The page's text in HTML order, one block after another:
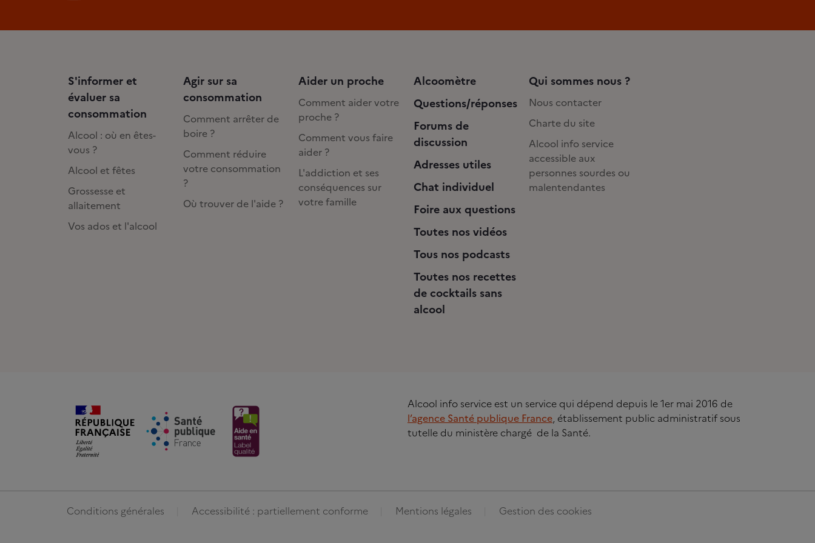
S'informer et
évaluer sa
consommation
Alcool : où en êtes-
vous ?
Alcool et fêtes
Grossesse et
allaitement
Vos ados et l'alcool
Agir sur sa
consommation
Comment arrêter de
boire ?
Comment réduire
votre consommation
?
Où trouver de l'aide ?
Aider un proche
Comment aider votre
proche ?
Comment vous faire
aider ?
L'addiction et ses
conséquences sur
votre famille
Alcoomètre
Questions/réponses
Forums de
discussion
Adresses utiles
Chat individuel
Foire aux questions
Toutes nos vidéos
Tous nos podcasts
Toutes nos recettes
de cocktails sans
alcool
Qui sommes nous ?
Nous contacter
Charte du site
Alcool info service
accessible aux
personnes sourdes ou
malentendantes
Alcool info service est un service qui dépend depuis le 1er mai 2016 de
l’agence Santé publique France, établissement public administratif sous
tutelle du ministère chargé de la Santé.
Conditions générales Accessibilité : partiellement conforme Mentions légales Gestion des cookies